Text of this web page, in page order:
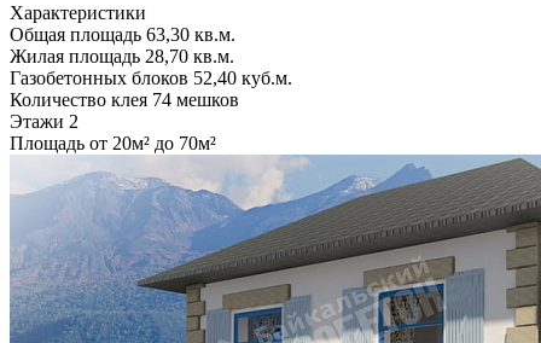
Характеристики
Общая площадь 63,30 кв.м.
Жилая площадь 28,70 кв.м.
Газобетонных блоков 52,40 куб.м.
Количество клея 74 мешков
Этажи 2
Площадь от 20м² до 70м²